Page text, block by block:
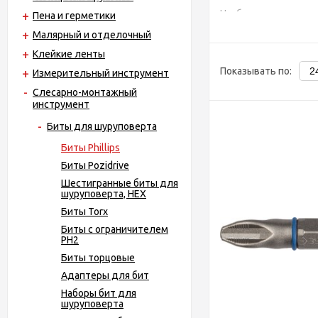
Пена и герметики
Малярный и отделочный
Клейкие ленты
Измерительный инструмент
Слесарно-монтажный
инструмент
Биты для шуруповерта
Биты Phillips
Биты Pozidrive
Шестигранные биты для
шуруповерта, HEX
Биты Torx
Биты с ограничителем
PH2
Биты торцовые
Адаптеры для бит
Наборы бит для
шуруповерта
Наиболее
труднодоступных
- E 1/4" (6,3 мм) - с
зафиксирован на
считанные минуты
Торсионные биты
зона это часть
Изготовлены, как
Показывать по: